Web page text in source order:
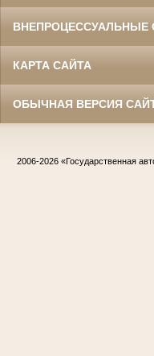
ВНЕПРОЦЕССУАЛЬНЫЕ
КАРТА САЙТА
ОБЫЧНАЯ ВЕРСИЯ
2006-2026 «Государственная